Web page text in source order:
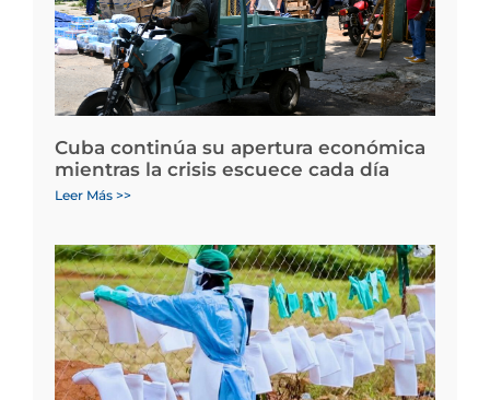
Cuba continúa su apertura económica
mientras la crisis escuece cada día
Leer Más >>